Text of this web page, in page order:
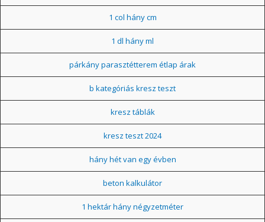
1 col hány cm
1 dl hány ml
párkány parasztétterem étlap árak
b kategóriás kresz teszt
kresz táblák
kresz teszt 2024
hány hét van egy évben
beton kalkulátor
1 hektár hány négyzetméter